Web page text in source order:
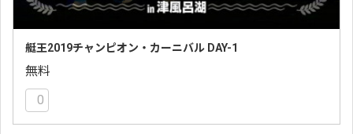
艇王2019チャンピオン・カーニバル DAY-1
無料
0